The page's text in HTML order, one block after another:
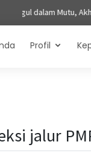
Akhlaq, Sadar
Profil
jalur